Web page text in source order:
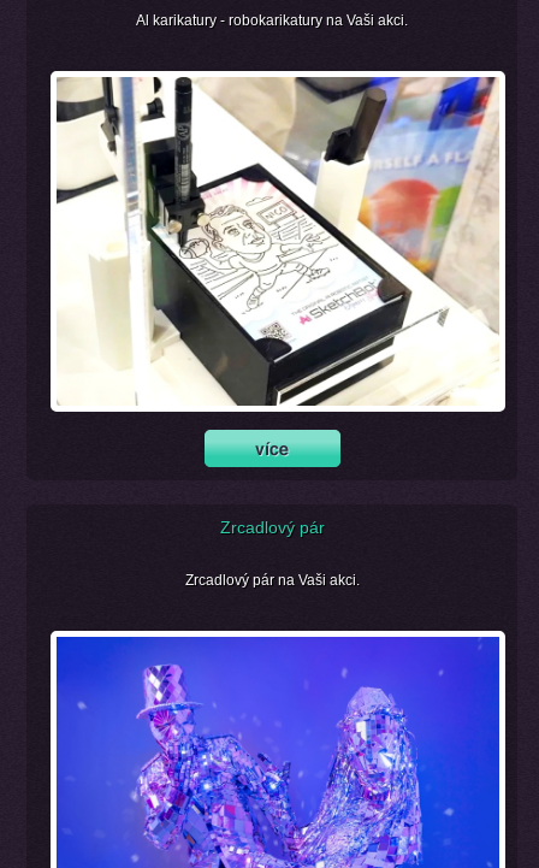
Al karikatury - robokarikatury na Vaši akci.
Zrcadlový pár
Zrcadlový pár na Vaši akci.